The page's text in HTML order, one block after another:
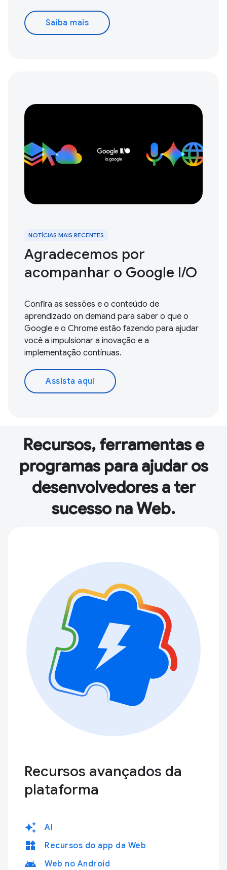
Saiba mais
NOTÍCIAS MAIS RECENTES
Agradecemos por
acompanhar o Google I / O
Confira as sessões e o conteúdo de
aprendizado on demand para saber o que o
Google e o Chrome estão fazendo para ajudar
você a impulsionar a inovação e a
implementação contínuas.
Assista aqui
Recursos, ferramentas e
programas para ajudar os
desenvolvedores a ter
sucesso na Web.
Recursos avançados da
plataforma
auto_awesome AI
widgets Recursos do app da Web
android Web no Android